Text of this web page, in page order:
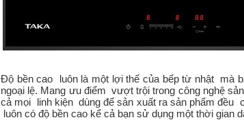
Độ bền cao luôn là một lợi thế của bếp từ nhật mà
ngoại lệ. Mang ưu điểm vượt trội trong công nghệ
cả mọi linh kiện dùng để sản xuất ra sản phẩm đều
luôn có độ bền cao kể cả bạn sử dụng một thời gian